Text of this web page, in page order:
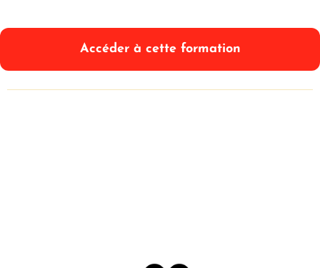
Accéder à cette formation